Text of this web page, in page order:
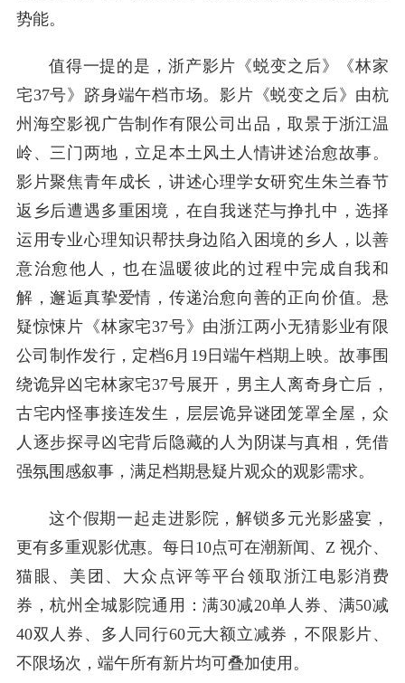
势能。
值得一提的是，浙产影片《蜕变之后》《林家
宅37号》跻身端午档市场。影片《蜕变之后》由杭
州海空影视广告制作有限公司出品，取景于浙江温
岭、三门两地，立足本土风土人情讲述治愈故事。
影片聚焦青年成长，讲述心理学女研究生朱兰春节
返乡后遭遇多重困境，在自我迷茫与挣扎中，选择
运用专业心理知识帮扶身边陷入困境的乡人，以善
意治愈他人，也在温暖彼此的过程中完成自我和
解，邂逅真挚爱情，传递治愈向善的正向价值。悬
疑惊悚片《林家宅37号》由浙江两小无猜影业有限
公司制作发行，定档6月19日端午档期上映。故事围
绕诡异凶宅林家宅37号展开，男主人离奇身亡后，
古宅内怪事接连发生，层层诡异谜团笼罩全屋，众
人逐步探寻凶宅背后隐藏的人为阴谋与真相，凭借
强氛围感叙事，满足档期悬疑片观众的观影需求。
这个假期一起走进影院，解锁多元光影盛宴，
更有多重观影优惠。每日10点可在潮新闻、Z 视介、
猫眼、美团、大众点评等平台领取浙江电影消费
券，杭州全城影院通用：满30减20单人券、满50减
40双人券、多人同行60元大额立减券，不限影片、
不限场次，端午所有新片均可叠加使用。